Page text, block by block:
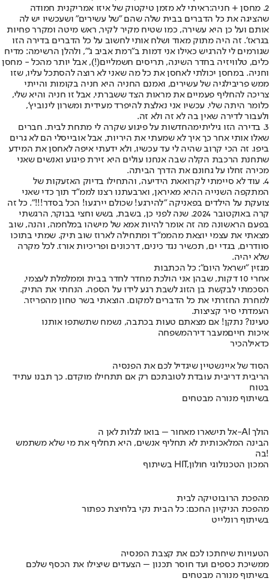
2. מחסן + חניה:
ראיתי לא מזמן טיקטוק של איזו אמריקנית חמודה
שהציגה את כל הדברים בבית שלה שהם "של עשירים" ושעכשיו יש לה
אותם ועל כן היא עשירה, כמו שטיח מקיר לקיר, ראש מיטה ומקרר פחיות
בגראז'. זה היה מתוק מאוד ושלח אותי לחשוב על כל הדברים בדירה הזו
שגורמים לי להרגיש כאילו אני דמות ב"רמת אביב ג'", ולהלן הרשימה: מדיח
כלים, טלוויזיה בחדר השינה, תריסים חשמליים(!), אבל יותר מהכל - מחסן
וחניה. במחסן יכולתי לאחסן את כל מה שאני לא רוצה להסתכל עליו, שזו
ממש פריבילגיה של עשירים, ואמנם החניה היא חניה בקומות והייתי
צריכה להחליף פעמיים את מראות הצד ששברתי, אבל זו חניה והיא שלי,
כלומר היתה שלי. עכשיו אני נאלצת להיפרד מעידית ומשרון לינוביץ',
ולעבור לדירה שאין בה לא זה ולא זה.
3. בדירה הזו גיליתי
מהחדשות על פיגוע שקרה לי מתחת לבית. חברים
שאלו אותי אחר כך איך לא שמעתי את היריות, אבל אובייסלי הם לא גרים
ביפו. זה הכי קרוב שהיה לי עד עכשיו, ולא ידעתי איפה לאחסן את המידע
שתחנת הרכבת הקלה שבה אנחנו עולים היא זירת פיגוע ואנשים שאני
מכירה זחלו על גחונם את הדרך הביתה.
4. עוד לא סיימתי לקרוא
את הידיעה, והתחילו בדיוק האזעקות של
המתקפה השנייה ההיא מאיראן, וארבעתנו רצנו לממ"ד תוך כדי שאני
צועקת על הילדים בפאניקה "להירגע! שכולם יירגעו! הכל בסדר!!!". כל זה
קרה באוקטובר 2024. שנה לפני כן, בשבת, בשש וחצי בבוקר, הרגשתי
בפעם הראשונה מה זה אומר להיות אמא של מישהו במלחמה, והנה, שוב
מצאתי את עצמי יוצאת מהממ"ד ומתחילה לארוז שוב תיק. שמתי בתוכו
סוודרים, בגדי ים, תכשיר נגד כינים, דרכונים ופריכיות אורז. לכל מקרה
שלא יהיה.
מגזין "ישראל היום": כל הכתבות
אחרי 10 דקות, שבהן אני הולכת מחדר לחדר בבית וממלמלת לעצמי,
הסכמתי לבקשת בן הזוג לשבת רגע לידו על הספה. הנחתי את התיק.
למחרת החזרתי את כל הדברים למקום. הוצאתי בשר טחון מהפריזר.
העמדתי סיר קציצות.
טעינו? נתקן! אם מצאתם טעות בכתבה, נשמח שתשתפו אותנו
איכות חייםמעבר דירהמשפחה
כדאילהכיר
הסוד של איינשטיין שיגדיל לכם את הפנסיה
הריבית דריבית עובדת לטובתכם רק אם תתחילו מוקדם. כך תבנו עתיד
בטוח
בשיתוף מנורה מבטחים
אל תישארו מאחור – בואו לגלות לאן ה-AI הולך
הבינה המלאכותית לא תחליף אנשים, היא תחליף את מי שלא משתמש
בה!
בשיתוף HIT,המכון הטכנולוגי חולון
מהפכת הרובוטיקה לבית
מהפכת הניקיון החכם: כל הבית נקי בלחיצת כפתור
בשיתוף רונלייט
הטעויות שיחתכו לכם את קצבת הפנסיה
ממשיכת כספים ועד חוסר תכנון – הצעדים שיצילו את הכסף שלכם
בשיתוף מנורה מבטחים